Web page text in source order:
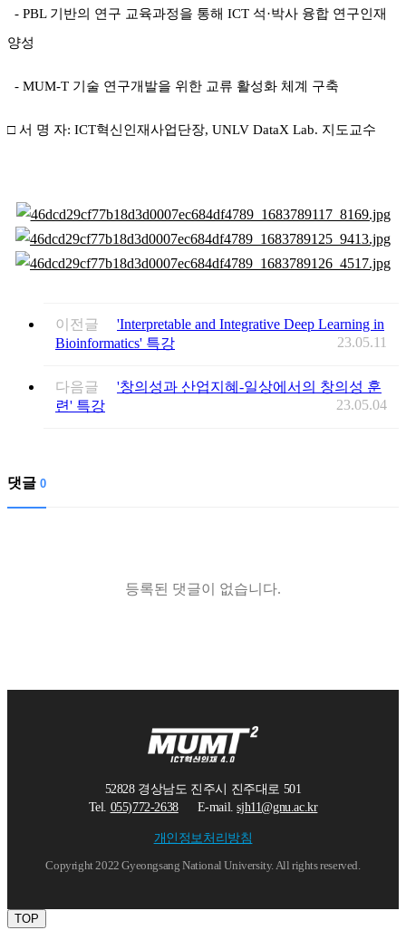
- PBL 기반의 연구 교육과정을 통해 ICT 석·박사 융합 연구인재
양성
- MUM-T 기술 연구개발을 위한 교류 활성화 체계 구축
□ 서 명 자: ICT혁신인재사업단장, UNLV DataX Lab. 지도교수
이전글
'Interpretable and Integrative Deep Learning in
Bioinformatics' 특강
23.05.11
다음글
'창의성과 산업지혜-일상에서의 창의성 훈
련' 특강
23.05.04
댓글 0
등록된 댓글이 없습니다.
52828 경상남도 진주시 진주대로 501
Tel. 055)772-2638E-mail.sjh11@gnu.ac.kr
개인정보처리방침
Copyright 2022 Gyeongsang National University. All rights reserved.
TOP